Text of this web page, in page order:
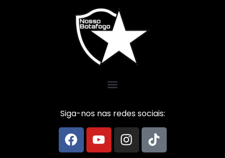
Siga-nos nas redes sociais: